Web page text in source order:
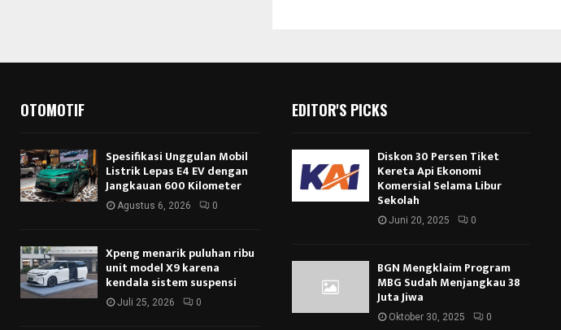
OTOMOTIF
Spesifikasi Unggulan Mobil
Listrik Lepas E4 EV dengan
Jangkauan 600 Kilometer
Agustus 6, 2026 0
Xpeng menarik puluhan ribu
unit model X9 karena
kendala sistem suspensi
Juli 25, 2026 0
EDITOR'S PICKS
Diskon 30 Persen Tiket
Kereta Api Ekonomi
Komersial Selama Libur
Sekolah
Juni 20, 2025 0
BGN Mengklaim Program
MBG Sudah Menjangkau 38
Juta Jiwa
Oktober 30, 2025 0